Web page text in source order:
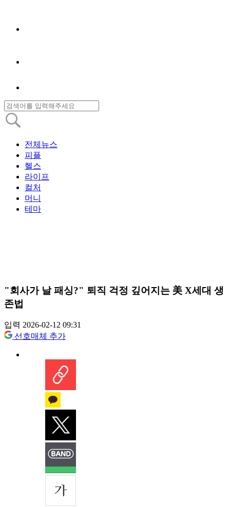
전체뉴스
피플
헬스
라이프
컬처
머니
테마
"회사가 날 패싱?" 퇴직 걱정 깊어지는 美 X세대 생
존법
입력 2026-02-12 09:31
선호매체 추가